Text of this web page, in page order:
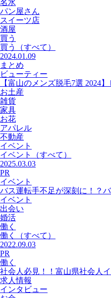
名水
パン屋さん
スイーツ店
酒屋
買う
買う
（すべて）
2024.01.09
まとめ
ビューティー
【富山のメンズ脱毛7選 2024
お土産
雑貨
家具
お花
アパレル
不動産
イベント
イベント
（すべて）
2025.03.03
PR
イベント
バス運転手不足が深刻に！？
イベント
出会い
婚活
働く
働く
（すべて）
2022.09.03
PR
働く
社会人必見！！富山県社会人
求人情報
インタビュー